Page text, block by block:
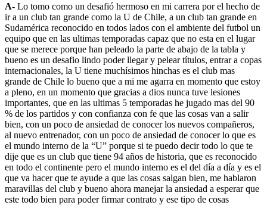
A- Lo tomo como un desafió hermoso en mi carrera por el hecho de
ir a un club tan grande como la U de Chile, a un club tan grande en
Sudamérica reconocido en todos lados con el ambiente del futbol un
equipo que en las ultimas temporadas capaz que no esta en el lugar
que se merece porque han peleado la parte de abajo de la tabla y
bueno es un desafio lindo poder llegar y pelear títulos, entrar a copas
internacionales, la U tiene muchísimos hinchas es el club mas
grande de Chile lo bueno que a mi me agarra en momento que estoy
a pleno, en un momento que gracias a dios nunca tuve lesiones
importantes, que en las ultimas 5 temporadas he jugado mas del 90
% de los partidos y con confianza con fe que las cosas van a salir
bien, con un poco de ansiedad de conocer los nuevos compañeros,
al nuevo entrenador, con un poco de ansiedad de conocer lo que es
el mundo interno de la “U” porque si te puedo decir todo lo que te
dije que es un club que tiene 94 años de historia, que es reconocido
en todo el continente pero el mundo interno es el del día a día y es el
que va hacer que te ayude a que las cosas salgan bien, me hablaron
maravillas del club y bueno ahora manejar la ansiedad a esperar que
este todo bien para poder firmar contrato y ese tipo de cosas